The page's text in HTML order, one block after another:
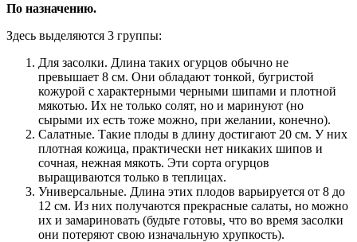
По назначению.
Здесь выделяются 3 группы:
Для засолки. Длина таких огурцов обычно не
превышает 8 см. Они обладают тонкой, бугристой
кожурой с характерными черными шипами и плотной
мякотью. Их не только солят, но и маринуют (но
сырыми их есть тоже можно, при желании, конечно).
Салатные. Такие плоды в длину достигают 20 см. У них
плотная кожица, практически нет никаких шипов и
сочная, нежная мякоть. Эти сорта огурцов
выращиваются только в теплицах.
Универсальные. Длина этих плодов варьируется от 8 до
12 см. Из них получаются прекрасные салаты, но можно
их и замариновать (будьте готовы, что во время засолки
они потеряют свою изначальную хрупкость).